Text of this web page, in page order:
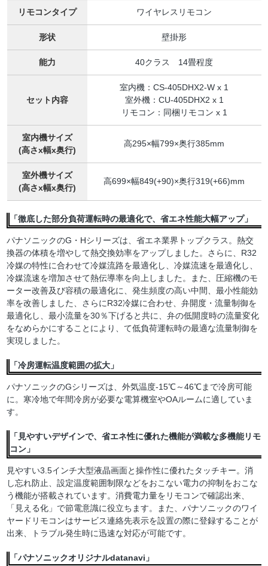
リモコンタイプ ワイヤレスリモコン
形状 壁掛形
能力 40クラス 14畳程度
セット内容
室内機：CS-405DHX2-W x 1
室外機：CU-405DHX2 x 1
リモコン：同梱リモコン x 1
室内機サイズ
(高さx幅x奥行)
高295×幅799×奥行385mm
室外機サイズ
(高さx幅x奥行)
高699×幅849(+90)×奥行319(+66)mm
「徹底した部分負荷運転時の最適化で、省エネ性能大幅アップ」
パナソニックのG・Hシリーズは、省エネ業界トップクラス。熱交
換器の体積を増やして熱交換効率をアップしました。さらに、R32
冷媒の特性に合わせて冷媒流路を最適化し、冷媒流速を最適化し、
冷媒流速を増加させて熱伝導率を向上しました。また、圧縮機のモ
ーター改善及び容積の最適化に、発生頻度の高い中間、最小性能効
率を改善しました、さらにR32冷媒に合わせ、弁開度・流量制御を
最適化し、最小流量を30％下げると共に、弁の低開度時の流量変化
をなめらかにすることにより、て低負荷運転時の最適な流量制御を
実現しました。
「冷房運転温度範囲の拡大」
パナソニックのGシリーズは、外気温度-15℃～46℃まで冷房可能
に。寒冷地で年間冷房が必要な電算機室やOAルームに適していま
す。
「見やすいデザインで、省エネ性に優れた機能が満載な多機能リモ
コン」
見やすい3.5インチ大型液晶画面と操作性に優れたタッチキー。消
し忘れ防止、設定温度範囲制限などをおこない電力の抑制をおこな
う機能が搭載されています。消費電力量をリモコンで確認出来、
「見える化」で節電意識に役立ちます。また、パナソニックのワイ
ヤードリモコンはサービス連絡先表示を設置の際に登録することが
出来、トラブル発生時に迅速な対応が可能です。
「パナソニックオリジナルdatanavi」